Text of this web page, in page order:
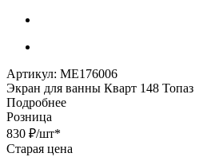
Артикул: МЕ176006
Экран для ванны Кварт 148 Топаз
Подробнее
Розница
830 ₽/шт*
Старая цена